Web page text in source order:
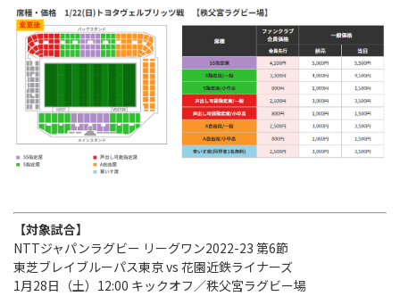
【対象試合】
NTTジャパンラグビー リーグワン2022-23 第6節
東芝ブレイブルーパス東京 vs 花園近鉄ライナーズ
1月28日（土）12:00 キックオフ／秩父宮ラグビー場